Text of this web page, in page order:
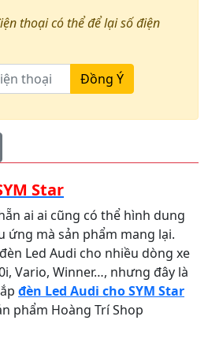
thoại có thể để lại số điện
Đồng Ý
Star
ai ai cũng có thể hình dung
ứng mà sản phẩm mang lại.
Led Audi cho nhiều dòng xe
Vario, Winner…, nhưng đây là
đèn Led Audi cho SYM Star
phẩm Hoàng Trí Shop